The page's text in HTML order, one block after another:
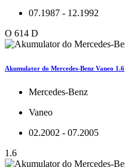
07.1987 - 12.1992
O 614 D
Akumulator do Mercedes-Benz Vaneo 1.6
Mercedes-Benz
Vaneo
02.2002 - 07.2005
1.6